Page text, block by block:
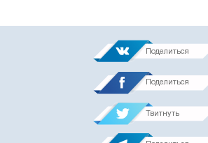
Поделиться
Поделиться
Твитнуть